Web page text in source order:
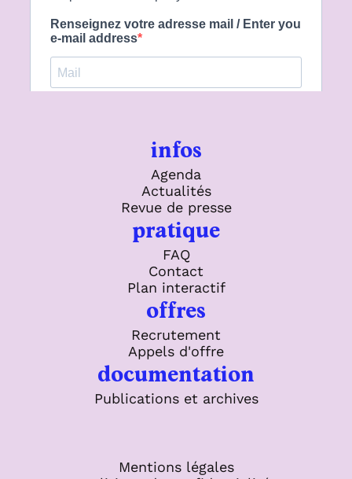
infos
Agenda
Actualités
Revue de presse
pratique
FAQ
Contact
Plan interactif
offres
Recrutement
Appels d'offre
documentation
Publications et archives
Mentions légales